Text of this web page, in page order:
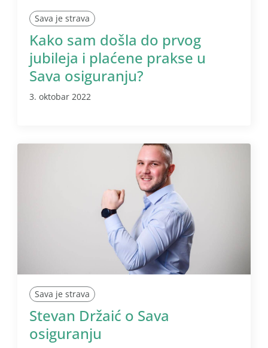
Sava je strava
Kako sam došla do prvog
jubileja i plaćene prakse u
Sava osiguranju?
3. oktobar 2022
Sava je strava
Stevan Držaić o Sava
osiguranju